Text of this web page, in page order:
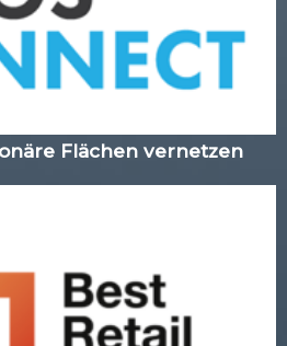
Flächen vernetzen